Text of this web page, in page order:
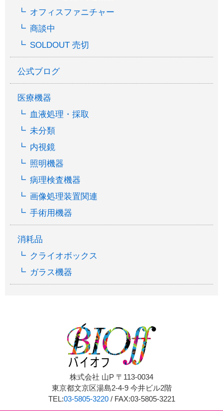
オフィスファニチャー
商談中
SOLDOUT 売切
公式ブログ
医療機器
血液処理・採取
未分類
内視鏡
照明機器
病理検査機器
画像処理装置関連
手術用機器
消耗品
クライオボックス
ガラス機器
株式会社 山P 〒113-0034
東京都文京区湯島2-4-9 今井ビル2階
TEL:03-5805-3220/ FAX:03-5805-3221